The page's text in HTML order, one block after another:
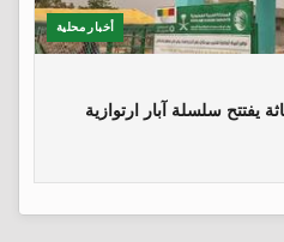
أخبار محلية
يفتتح سلسلة آبار ارتوازية